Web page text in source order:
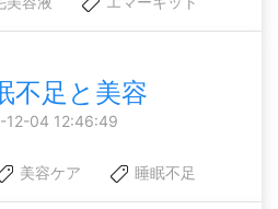
不足と美容
12-04 12:46:49
美容ケア 睡眠不足